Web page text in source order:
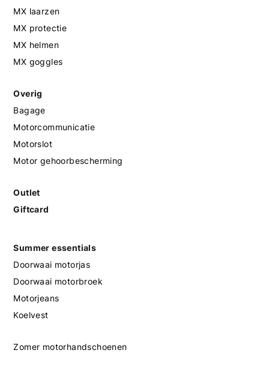
MX laarzen
MX protectie
MX helmen
MX goggles
Overig
Bagage
Motorcommunicatie
Motorslot
Motor gehoorbescherming
Outlet
Giftcard
Summer essentials
Doorwaai motorjas
Doorwaai motorbroek
Motorjeans
Koelvest
Zomer motorhandschoenen